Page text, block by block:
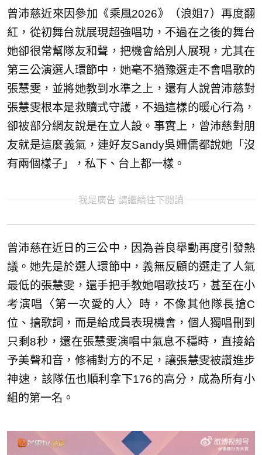
曾沛慈近來因參加《乘風2026》（浪姐7）再度翻
紅，從初舞台就展現超強唱功，不過在之後的舞台
她卻很常幫隊友和聲，把機會給別人展現，尤其在
第三公演選人環節中，她毫不猶豫選走不會唱歌的
張慧雯，並將她教到水準之上，還有人說曾沛慈對
張慧雯根本是救贖式守護，不過這樣的暖心行為，
卻被部分網友說是在立人設。事實上，曾沛慈對朋
友就是這麼義氣，連好友Sandy吳姍儒都說她「沒
有兩個樣子」，私下、台上都一樣。
我是廣告 請繼續往下閱讀
曾沛慈在近日的三公中，因為善良舉動再度引發熱
議。她先是於選人環節中，義無反顧的選走了人氣
最低的張慧雯，還手把手教她唱歌技巧，甚至在小
考演唱〈第一次愛的人〉時，不像其他隊長搶C
位、搶歌詞，而是給成員表現機會，個人獨唱刪到
只剩8秒，還在張慧雯演唱中氣息不穩時，直接給
予美聲和音，修補對方的不足，讓張慧雯被讚進步
神速，該隊伍也順利拿下176的高分，成為所有小
組的第一名。